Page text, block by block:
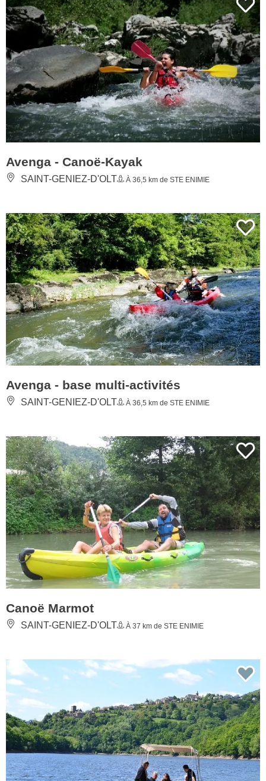
Avenga - Canoë-Kayak
SAINT-GENIEZ-D'OLT À 36,5 km de STE ENIMIE
Avenga - base multi-activités
SAINT-GENIEZ-D'OLT À 36,5 km de STE ENIMIE
Canoë Marmot
SAINT-GENIEZ-D'OLT À 37 km de STE ENIMIE